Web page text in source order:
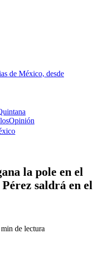
de México, desde
Opinión
la pole en el
saldrá en el
min de lectura